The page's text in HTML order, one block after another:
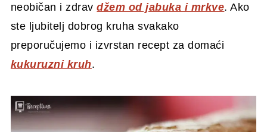
neobičan i zdravdžem od jabuka i mrkve. Ako
ste ljubitelj dobrog kruha svakako
preporučujemo i izvrstan recept za domaći
kukuruzni kruh.